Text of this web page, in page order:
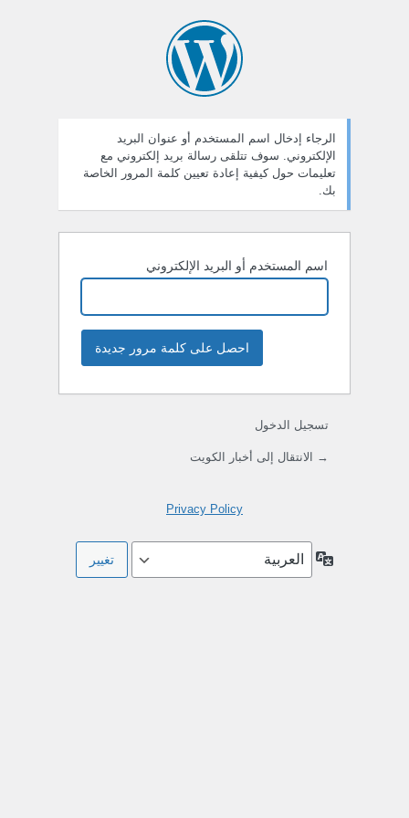
الرجاء إدخال اسم المستخدم أو عنوان البريد
الإلكتروني. سوف تتلقى رسالة بريد إلكتروني مع
تعليمات حول كيفية إعادة تعيين كلمة المرور الخاصة
بك.
اسم المستخدم أو البريد الإلكتروني
تسجيل الدخول
→ الانتقال إلى أخبار الكويت
Privacy Policy
اللغة